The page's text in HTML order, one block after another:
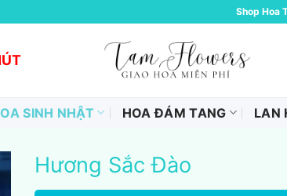
Shop Hoa
SINH NHẬT HOA ĐÁM TANG LAN
Hương Sắc Đào